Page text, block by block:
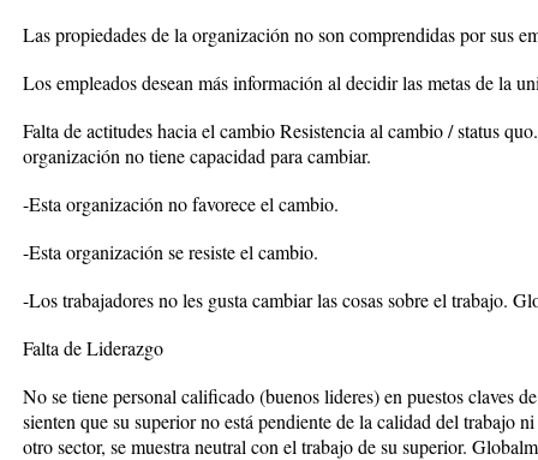
Las propiedades de la organización no son comprendidas por sus
Los empleados desean más información al decidir las metas de la
Falta de actitudes hacia el cambio Resistencia al cambio / status
organización no tiene capacidad para cambiar.
-Esta organización no favorece el cambio.
-Esta organización se resiste el cambio.
-Los trabajadores no les gusta cambiar las cosas sobre el trabajo.
Falta de Liderazgo
No se tiene personal calificado (buenos lideres) en puestos claves
sienten que su superior no está pendiente de la calidad del trabajo
otro sector, se muestra neutral con el trabajo de su superior.